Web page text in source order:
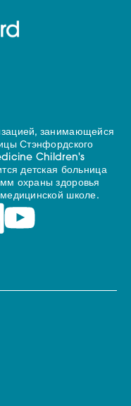
занимающейся
Стэнфордского
Children's
детская больница
охраны здоровья
школе.